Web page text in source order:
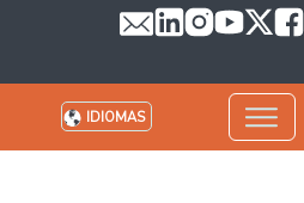
IDIOMAS